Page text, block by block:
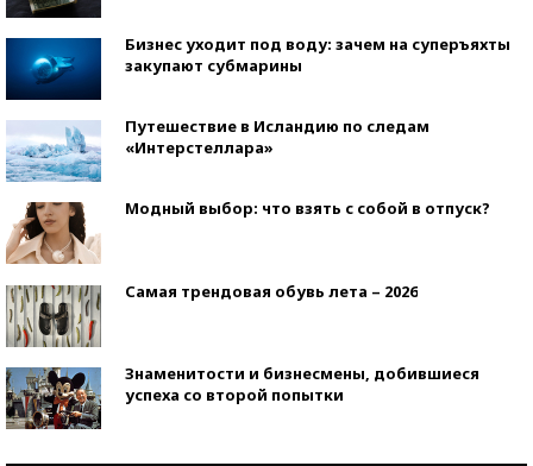
Бизнес уходит под воду: зачем на суперъяхты
закупают субмарины
Путешествие в Исландию по следам
«Интерстеллара»
Модный выбор: что взять с собой в отпуск?
Самая трендовая обувь лета – 2026
Знаменитости и бизнесмены, добившиеся
успеха со второй попытки